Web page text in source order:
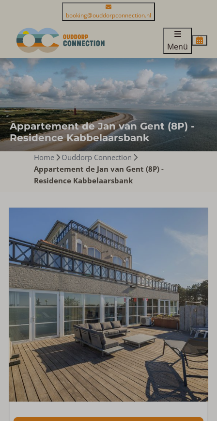
booking@ouddorpconnection.nl
Menü
Appartement de Jan van Gent (8P) -
Residence Kabbelaarsbank
Home
Ouddorp Connection
Appartement de Jan van Gent (8P) -
Residence Kabbelaarsbank